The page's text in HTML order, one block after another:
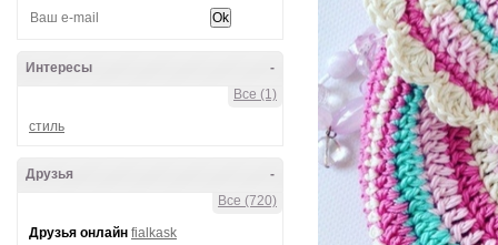
-
Интересы
Все (1)
стиль
-
Друзья
Все (720)
Друзья онлайн fialkask